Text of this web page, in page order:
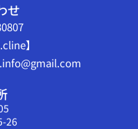
せ
】
26